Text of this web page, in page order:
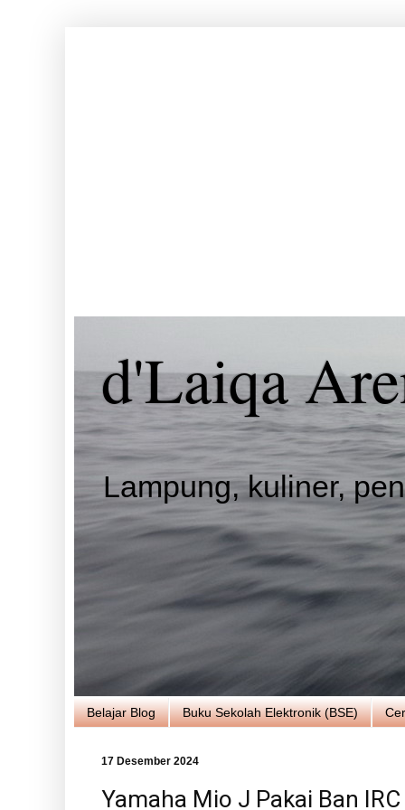
d'Laiqa
Lampung, kuliner,
Belajar Blog Buku Sekolah Elektronik (BSE)
17 Desember 2024
Yamaha Mio J Pakai Ban